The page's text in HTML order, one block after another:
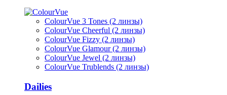
ColourVue 3 Tones (2 линзы)
ColourVue Cheerful (2 линзы)
ColourVue Fizzy (2 линзы)
ColourVue Glamour (2 линзы)
ColourVue Jewel (2 линзы)
ColourVue Trublends (2 линзы)
Dailies